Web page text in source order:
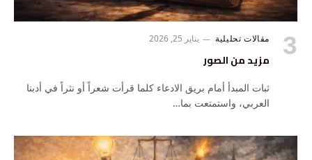
مقالات تحليلية يناير 25, 2026
مزيد من الصور
ثبات المبدأ أمام بريق الادعاء كلما قرأت شعراً أو نثراً في أدبنا
العربي، واستمتعت بما…